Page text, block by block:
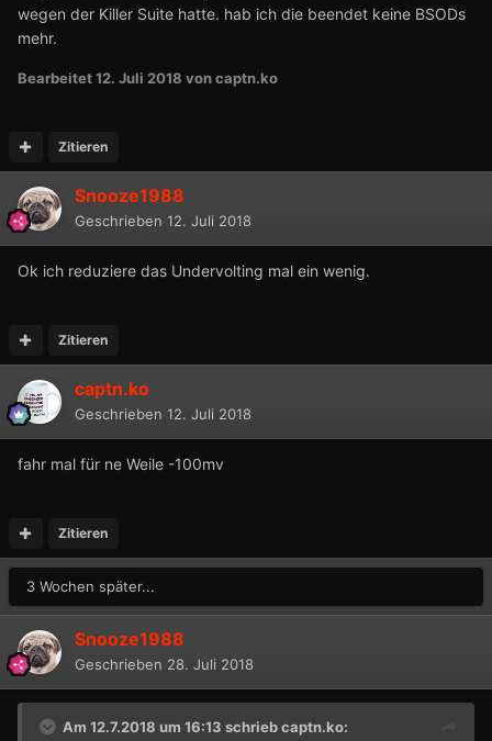
wegen der Killer Suite hatte. hab ich die beendet keine BSODs
mehr.
Bearbeitet12. Juli 2018 von captn.ko
Zitieren
Snooze1988
Geschrieben 12. Juli 2018
Ok ich reduziere das Undervolting mal ein wenig.
Zitieren
captn.ko
Geschrieben 12. Juli 2018
fahr mal für ne Weile -100mv
Zitieren
3 Wochen später...
Snooze1988
Geschrieben 28. Juli 2018
Am 12.7.2018 um 16:13 schriebcaptn.ko: